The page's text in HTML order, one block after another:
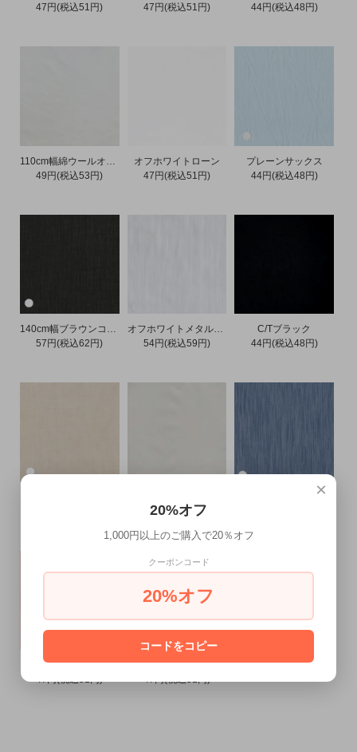
47円(税込51円)
47円(税込51円)
44円(税込48円)
49円(税込53円)
オフホワイトローン
47円(税込51円)
プレーンサックス
44円(税込48円)
140cm幅ブラウンコードローン
57円(税込62円)
オフホワイトメタルコ－ドローン
54円(税込59円)
C/Tブラック
44円(税込48円)
44円(税込48円)
ブルースプラッシュツイル
シェルピンクボイル
47円(税込51円)
ミルキーベージュボイル
47円(税込51円)
×
20%オフ
1,000円以上のご購入で20％オフ
クーポンコード
20%オフ
コードをコピー